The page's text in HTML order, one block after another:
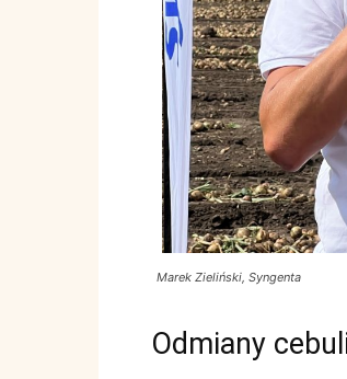
Marek Zieliński, Syngenta
Odmiany